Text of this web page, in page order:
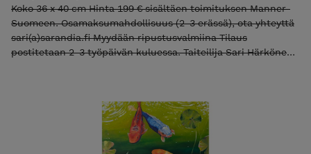
Koko 36 x 40 cm Hinta 199 € sisältäen toimituksen Manner-
Suomeen. Osamaksumahdollisuus (2-3 erässä), ota yhteyttä
sari(a)sarandia.fi Myydään ripustusvalmiina Tilaus
postitetaan 2-3 työpäivän kuluessa. Taiteilija Sari Härkönen-